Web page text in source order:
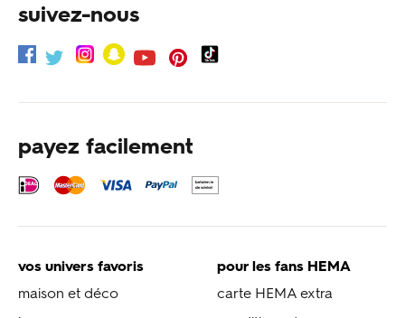
suivez-nous
payez facilement
vos univers favoris
maison et déco
pour les fans HEMA
carte HEMA extra